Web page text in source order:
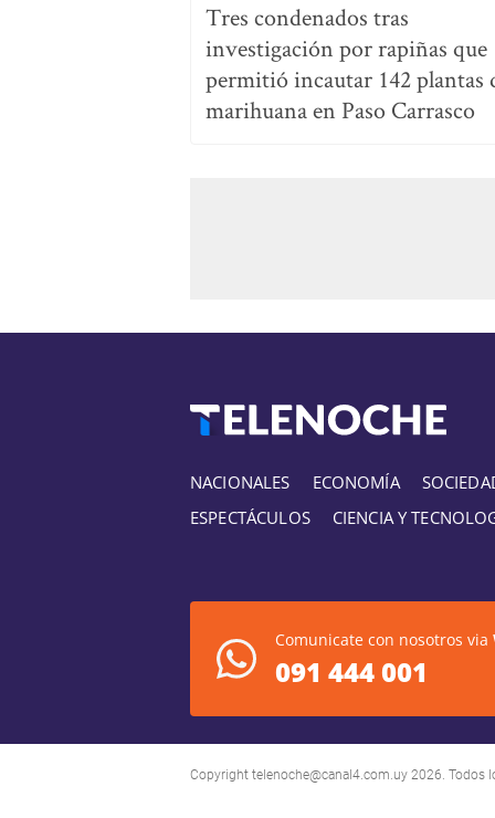
Tres condenados tras
investigación por rapiñas que
permitió incautar 142 plantas
marihuana en Paso Carrasco
NACIONALES ECONOMÍA
ESPECTÁCULOS
CIENCIA Y
Comunicate con nosotros via
091 444 001
Copyright telenoche@canal4.com.uy 2026. Todos